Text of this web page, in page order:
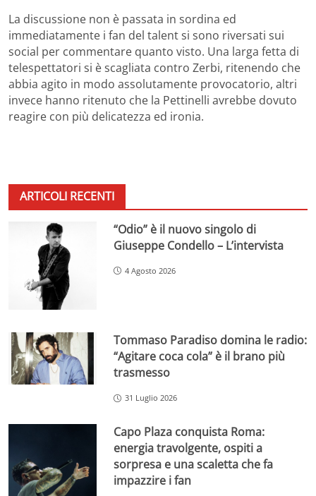
La discussione non è passata in sordina ed
immediatamente i fan del talent si sono riversati sui
social per commentare quanto visto. Una larga fetta di
telespettatori si è scagliata contro Zerbi, ritenendo che
abbia agito in modo assolutamente provocatorio, altri
invece hanno ritenuto che la Pettinelli avrebbe dovuto
reagire con più delicatezza ed ironia.
ARTICOLI RECENTI
“Odio” è il nuovo singolo di
Giuseppe Condello – L’intervista
4 Agosto 2026
Tommaso Paradiso domina le radio:
“Agitare coca cola” è il brano più
trasmesso
31 Luglio 2026
Capo Plaza conquista Roma:
energia travolgente, ospiti a
sorpresa e una scaletta che fa
impazzire i fan